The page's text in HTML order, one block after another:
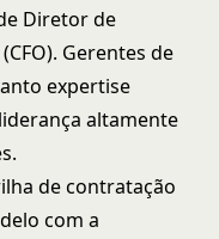
Diretor de
. Gerentes de
expertise
altamente
de contratação
com a